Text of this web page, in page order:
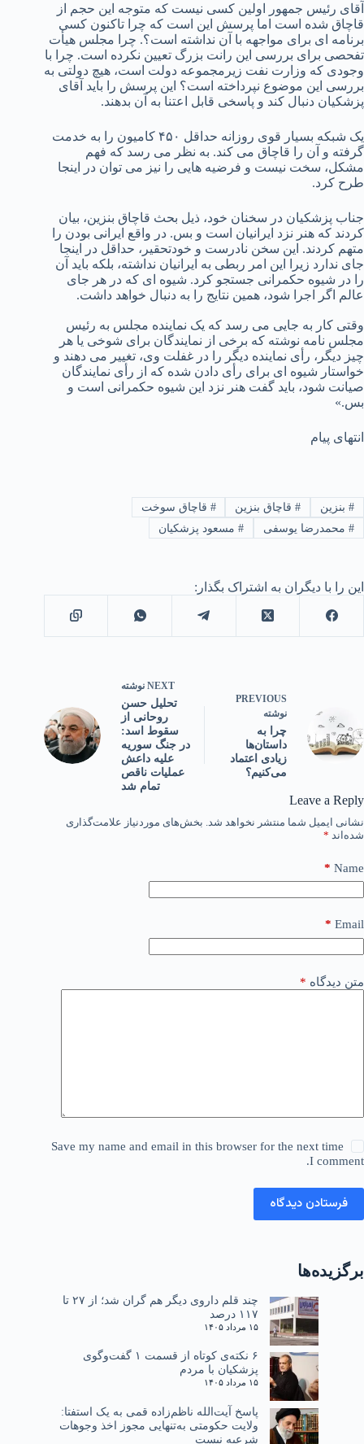
آقای رئیس جمهور اولین کسی نیست که متوجه این حجم از
قاچاق شده است اما پرسش این است که چرا تاکنون کسی
برنامه ای برای مواجهه با آن نداشته است؟. چرا مجلس هیأت
تفحصی برای بررسی این رانت بزرگ تعیین نکرده است. چرا با
وجودی که وزارت نفت زیرمجموعه دولت است، هیچ دولتی به
بررسی این موضوع نپرداخته است؟ این پرسش را باید آقای
پزشکیان دنبال کند و پاسخی قابل اعتنا به آن بدهند.
یک شبکه بسیار قوی روزانه حداقل ۴۵۰ کامیون را به خدمت
گرفته و آن را قاچاق می کند. به نظر می رسد که فهم
مشکل، سخت نیست و فرضیه هایی را نیز می توان در اینجا
طرح کرد.
جناب پزشکیان در سخنان خود، ذیل بحث قاچاق بنزین، بیان
کردند که هنر نزد ایرانیان است و بس. در واقع ایرانی بودن را
متهم کردند. این سخن نادرست و خودتحقیر، حداقل در اینجا
جای ندارد زیرا این امر ربطی به ایرانیان نداشته، بلکه باید آن
را در شیوه حکمرانی جستجو کرد. شیوه ای که در هر جای
عالم اگر اجرا شود، همین نتایج را به دنبال خواهد داشت.
وقتی کار به جایی می رسد که یک نماینده مجلس به رئیس
مجلس نامه نوشته که برخی از نمایندگان برای شوخی یا هر
چیز دیگر، رأی نماینده دیگر را در غفلت وی، تغییر می دهند و
خواستار شیوه ای برای رأی دادن شده که از رأی نمایندگان
صیانت شود، باید گفت هنر نزد این شیوه حکمرانی است و
بس.»
انتهای پیام
#بنزین #قاچاق بنزین # قاچاق سوخت
#محمدرضا یوسفی #مسعود پزشکیان
این را با دیگران به اشتراک بگذار:
PREVIOUS
نوشته
چرا به
داستان‌ها
زیادی اعتماد
می‌کنیم؟
NEXT نوشته
تحلیل حسن
روحانی از
سقوط اسد:
در جنگ سوریه
علیه داعش
عملیات ناقص
تمام شد
Leave a Reply
نشانی ایمیل شما منتشر نخواهد شد. بخش‌های موردنیاز علامت‌گذاری
شده‌اند *
Name
*
Email
*
متن دیدگاه *
Save my name and email in this browser for the next time
I comment.
فرستادن دیدگاه
برگزیده‌ها
چند قلم داروی دیگر هم گران شد؛ از ۲۷ تا
۱۱۷ درصد
۱۵ مرداد ۱۴۰۵
۶ نکته‌ی کوتاه از قسمت ۱ گفت‌وگوی
پزشکیان با مردم
۱۵ مرداد ۱۴۰۵
پاسخ آیت‌الله ناظم‌زاده قمی به یک استفتا:
ولایت حکومتی به‌تنهایی مجوز اخذ وجوهات
شرعیه نیست